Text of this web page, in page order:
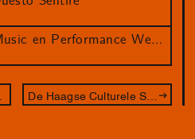
AM.PM.AM. - Arts, Music en Performance Weekenders door Nest